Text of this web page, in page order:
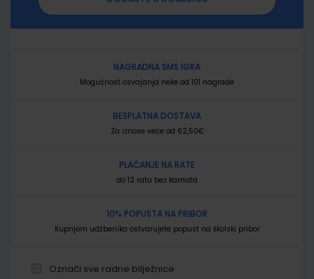
NAGRADNA SMS IGRA
Mogućnost osvajanja neke od 101 nagrade
BESPLATNA DOSTAVA
Za iznose veće od 62,50€
PLAĆANJE NA RATE
do 12 rata bez kamata
10% POPUSTA NA PRIBOR
Kupnjom udžbenika ostvarujete popust na školski pribor
Označi sve radne bilježnice